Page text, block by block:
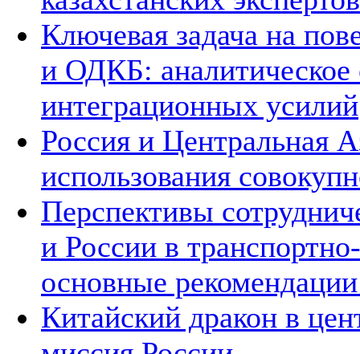
Ключевая задача на
и ОДКБ: аналитическое
интеграционных усилий
Россия и Центральная
использования
Перспективы
и России в
основные
Китайский дракон в